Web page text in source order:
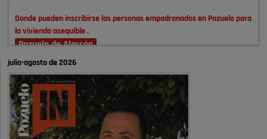
Donde pueden inscribirse las personas empadronados en Pozuelo para
la vivienda asequible .
Pozuelo de Alarcón
Pozuelo desbloquea
definitivamente Huerta Grande: las
obras …
También pienso que si no fuéramos tan sucios no haría falta denunciar
nada
julio-agosto de 2026